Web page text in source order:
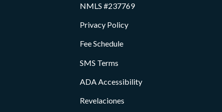
NMLS #237769
Privacy Policy
Fee Schedule
SMS Terms
ADA Accessibility
Revelaciones